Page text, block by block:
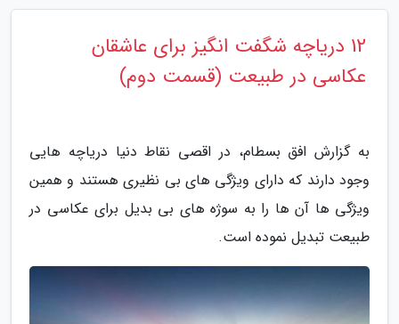
12 دریاچه شگفت انگیز برای عاشقان
عکاسی در طبیعت (قسمت دوم)
به گزارش افق بسطام، در اقصی نقاط دنیا دریاچه هایی
وجود دارند که دارای ویژگی های بی نظیری هستند و همین
ویژگی ها آن ها را به سوژه های بی بدیل برای عکاسی در
طبیعت تبدیل نموده است.